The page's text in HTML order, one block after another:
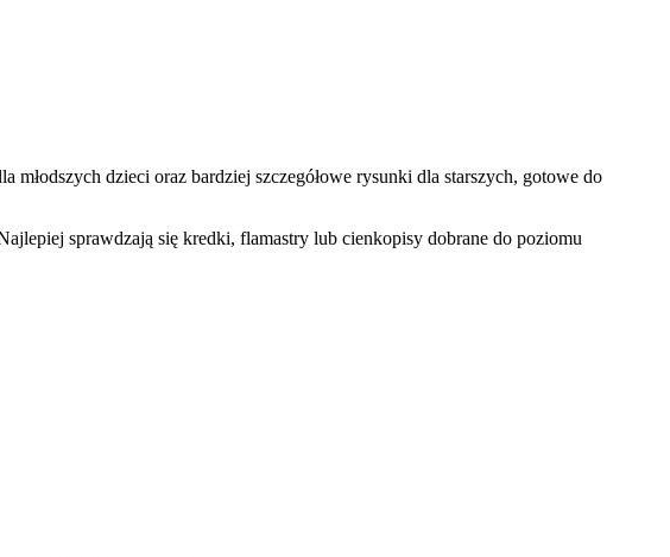
dzieci oraz bardziej szczegółowe rysunki dla starszych, gotowe do
sprawdzają się kredki, flamastry lub cienkopisy dobrane do poziomu